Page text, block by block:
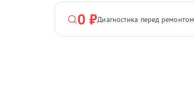
0 ₽Диагностика перед ремонтом